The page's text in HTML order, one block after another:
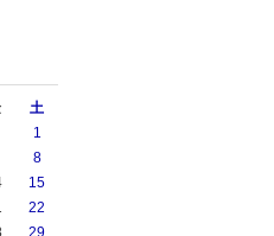
土
1
8
15
22
29